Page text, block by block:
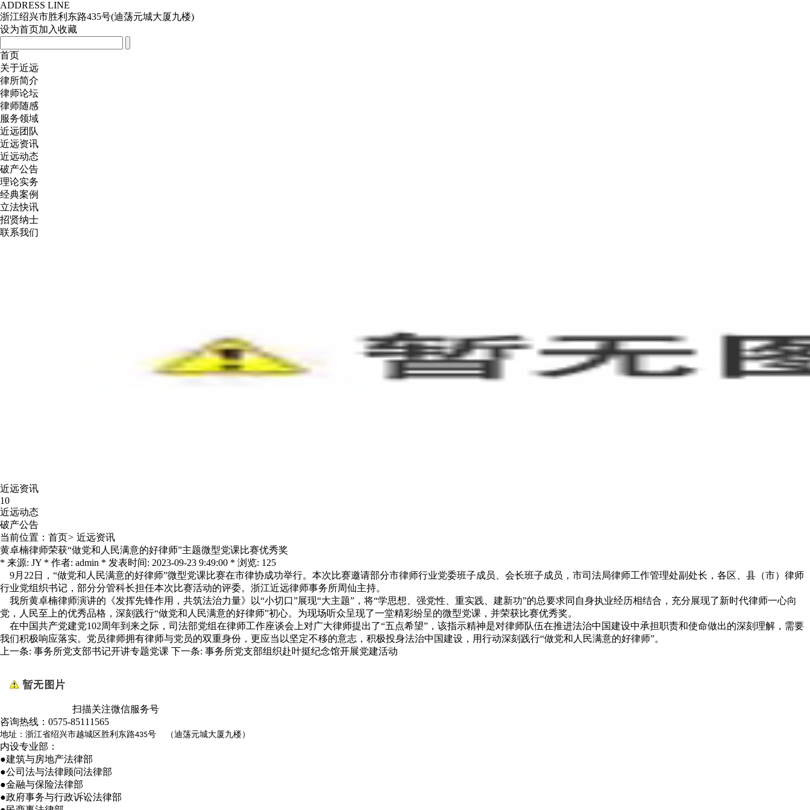
ADDRESS LINE
浙江绍兴市胜利东路435号(迪荡元城大厦九楼)
设为首页加入收藏
首页
关于近远
律所简介
律师论坛
律师随感
服务领域
近远团队
近远资讯
近远动态
破产公告
理论实务
经典案例
立法快讯
招贤纳士
联系我们
近远资讯
10
近远动态
破产公告
当前位置： 首页> 近远资讯
黄卓楠律师荣获“做党和人民满意的好律师”主题微型党课比赛优秀奖
* 来源: JY * 作者: admin * 发表时间: 2023-09-23 9:49:00 * 浏览: 125
9月22日，“做党和人民满意的好律师”微型党课比赛在市律协成功举行。本次比赛邀请部分市律师行业党委班子成员、会长班子成员，市司法局律师工作管理处副处长，各区、县（市）律师
行业党组织书记，部分分管科长担任本次比赛活动的评委。浙江近远律师事务所周仙主持。
我所黄卓楠律师演讲的《发挥先锋作用，共筑法治力量》以“小切口”展现“大主题”，将“学思想、强党性、重实践、建新功”的总要求同自身执业经历相结合，充分展现了新时代律师一心向
党，人民至上的优秀品格，深刻践行“做党和人民满意的好律师”初心。为现场听众呈现了一堂精彩纷呈的微型党课，并荣获比赛优秀奖。
在中国共产党建党102周年到来之际，司法部党组在律师工作座谈会上对广大律师提出了“五点希望”，该指示精神是对律师队伍在推进法治中国建设中承担职责和使命做出的深刻理解，需要
我们积极响应落实。党员律师拥有律师与党员的双重身份，更应当以坚定不移的意志，积极投身法治中国建设，用行动深刻践行“做党和人民满意的好律师”。
上一条: 事务所党支部书记开讲专题党课 下一条: 事务所党支部组织赴叶挺纪念馆开展党建活动
扫描关注微信服务号
咨询热线： 0575-85111565
地址：浙江省绍兴市越城区胜利东路435号 （迪荡元城大厦九楼）
内设专业部：
●建筑与房地产法律部
●公司法与法律顾问法律部
●金融与保险法律部
●政府事务与行政诉讼法律部